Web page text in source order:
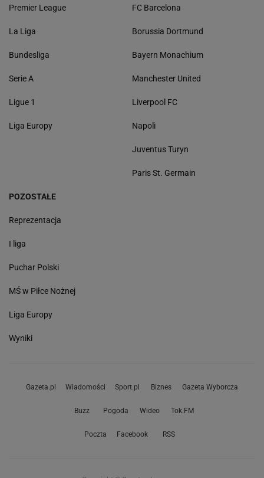
Premier League
La Liga
Bundesliga
Serie A
Ligue 1
Liga Europy
FC Barcelona
Borussia Dortmund
Bayern Monachium
Manchester United
Liverpool FC
Napoli
Juventus Turyn
Paris St. Germain
POZOSTAŁE
Reprezentacja
I liga
Puchar Polski
MŚ w Piłce Nożnej
Liga Europy
Wyniki
Gazeta.pl Wiadomości Sport.pl Biznes Gazeta Wyborcza
Buzz Pogoda Wideo Tok.FM
Poczta Facebook RSS